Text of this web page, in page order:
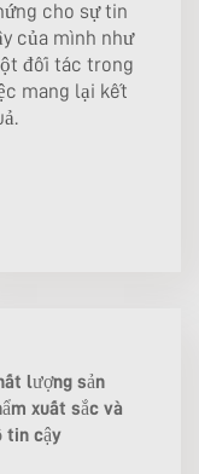
cho sự tin
của mình như
đối tác trong
mang lại kết
lượng sản
xuất sắc và
tin cậy